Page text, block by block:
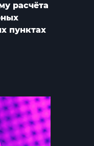
расчёта
пунктах